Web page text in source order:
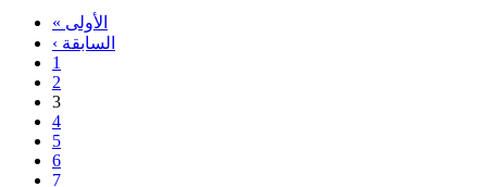
« الأولى
‹ السابقة
1
2
3
4
5
6
7